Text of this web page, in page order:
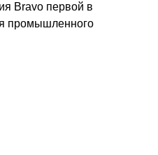
Bravo первой в
промышленного